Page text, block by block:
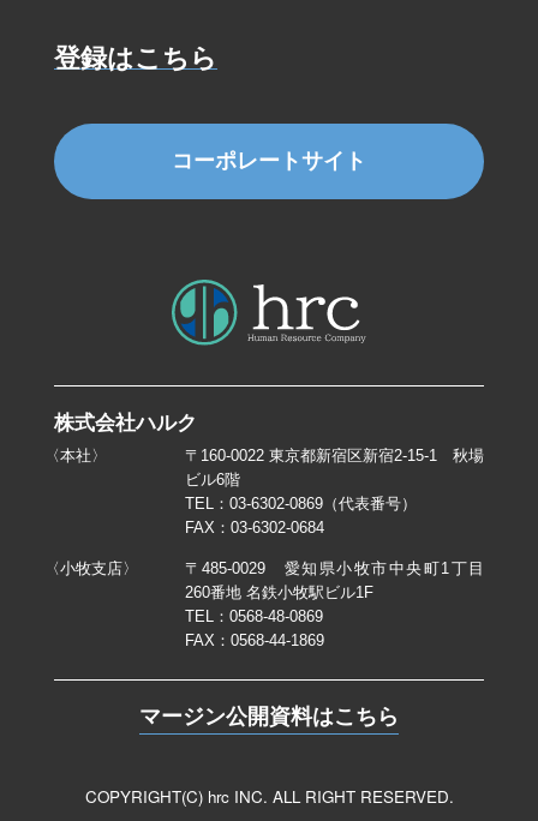
登録はこちら
コーポレートサイト
株式会社ハルク
〈本社〉
〒160-0022 東京都新宿区新宿2-15-1 秋場
ビル6階
TEL：03-6302-0869（代表番号）
FAX：03-6302-0684
〈小牧支店〉
〒485-0029 愛知県小牧市中央町1丁目
260番地 名鉄小牧駅ビル1F
TEL：0568-48-0869
FAX：0568-44-1869
マージン公開資料はこちら
COPYRIGHT(C) hrc INC. ALL RIGHT RESERVED.